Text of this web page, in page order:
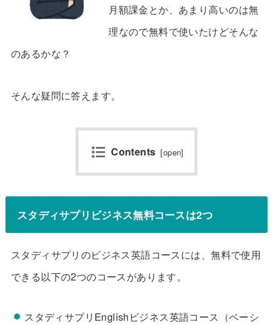
月額課金とか、あまり高いのは無
理なので無料で使いたけどそんな
のあるかな？
そんな疑問に答えます。
Contents [open]
スタディサプリビジネス無料コースは2つ
スタディサプリのビジネス英語コースには、無料で使用
できる以下の2つのコースがあります。
スタディサプリEnglishビジネス英語コース（ベーシ